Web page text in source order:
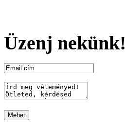
Üzenj nekünk!